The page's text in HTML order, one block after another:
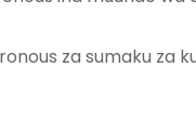
za sumaku za